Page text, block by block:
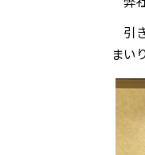
引
まい